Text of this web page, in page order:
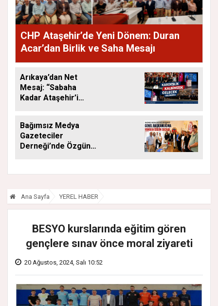
CHP Ataşehir’de Yeni Dönem: Duran
Acar’dan Birlik ve Saha Mesajı
Arıkaya’dan Net
Mesaj: “Sabaha
Kadar Ataşehir’i
Bağımsız Medya
Gazeteciler
Derneği’nde Özgün
Ana Sayfa YEREL HABER
BESYO kurslarında eğitim gören
gençlere sınav önce moral ziyareti
20 Ağustos, 2024, Salı 10:52